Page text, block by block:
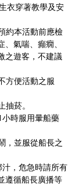
衣穿著教學及安
約本活動前應檢
氣喘、癲癇、
之遊客，不建議
方便活動之服
菸。
時服用暈船藥
，並服從船長之
，危急時請所有
遵循船長廣播等